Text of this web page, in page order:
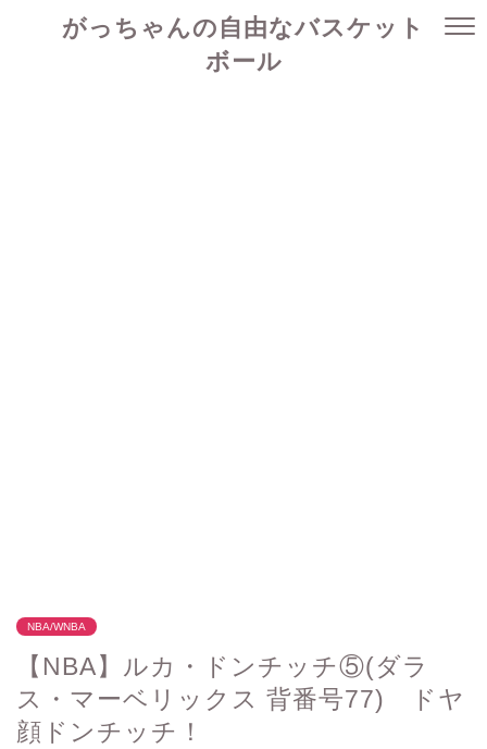
がっちゃんの自由なバスケット
ボール
NBA/WNBA
【NBA】ルカ・ドンチッチ⑤(ダラ
ス・マーベリックス 背番号77) ドヤ
顔ドンチッチ！